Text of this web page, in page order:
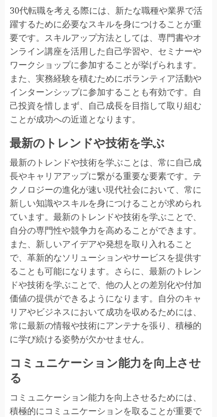
30代転職を考える際には、新たな職種や業界で活
躍するために必要なスキルを身につけることが重
要です。スキルアップ方法としては、専門書やオ
ンライン講座を活用した自己学習や、セミナーや
ワークショップに参加することが挙げられます。
また、実務経験を積むためにボランティア活動や
インターンシップに参加することも有効です。自
己投資を惜しまず、自己成長を目指して取り組む
ことが成功への近道となります。
最新のトレンドや技術を学ぶ
最新のトレンドや技術を学ぶことは、常に自己成
長やキャリアアップに繋がる重要な要素です。テ
クノロジーの進化が速い現代社会において、常に
新しい知識やスキルを身につけることが求められ
ています。最新のトレンドや技術を学ぶことで、
自分の専門性や競争力を高めることができます。
また、新しいアイデアや発想を取り入れること
で、革新的なソリューションやサービスを提供す
ることも可能になります。さらに、最新のトレン
ドや技術を学ぶことで、他の人との差別化や付加
価値の提供ができるようになります。自分のキャ
リアやビジネスにおいて成功を収めるためには、
常に最新の情報や技術にアンテナを張り、積極的
に学び続ける姿勢が欠かせません。
コミュニケーション能力を向上させ
る
コミュニケーション能力を向上させるためには、
積極的にコミュニケーションを取ることが重要で